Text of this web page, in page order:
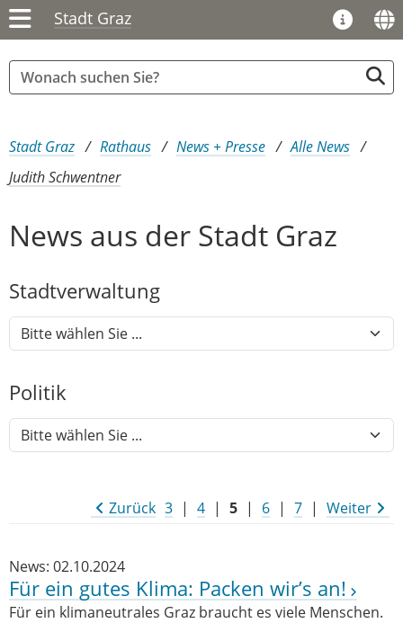
Stadt Graz
Sie sind hier:
Stadt Graz Rathaus News + Presse
Alle News
Judith Schwentner
News aus der Stadt Graz
Stadtver​­waltung
Politik
Zurück 3 | 4 | 5 | 6 | 7 | Weiter
News: 02.10.2024
Für ein gutes Klima: Packen wir’s an!
Für ein klimaneutrales Graz braucht es viele Menschen.